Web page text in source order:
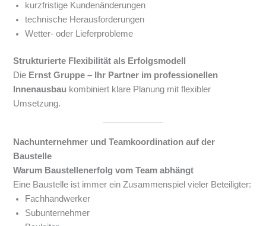
kurzfristige Kundenänderungen
technische Herausforderungen
Wetter- oder Lieferprobleme
Strukturierte Flexibilität als Erfolgsmodell
Die Ernst Gruppe – Ihr Partner im professionellen
Innenausbau kombiniert klare Planung mit flexibler
Umsetzung.
Nachunternehmer und Teamkoordination auf der
Baustelle
Warum Baustellenerfolg vom Team abhängt
Eine Baustelle ist immer ein Zusammenspiel vieler Beteiligter:
Fachhandwerker
Subunternehmer